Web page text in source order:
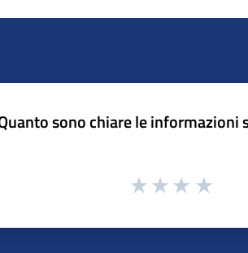
sono chiare le informazioni